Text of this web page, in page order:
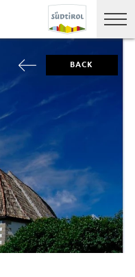
BACK